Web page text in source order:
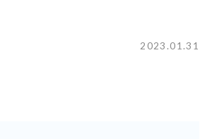
2023.01.31